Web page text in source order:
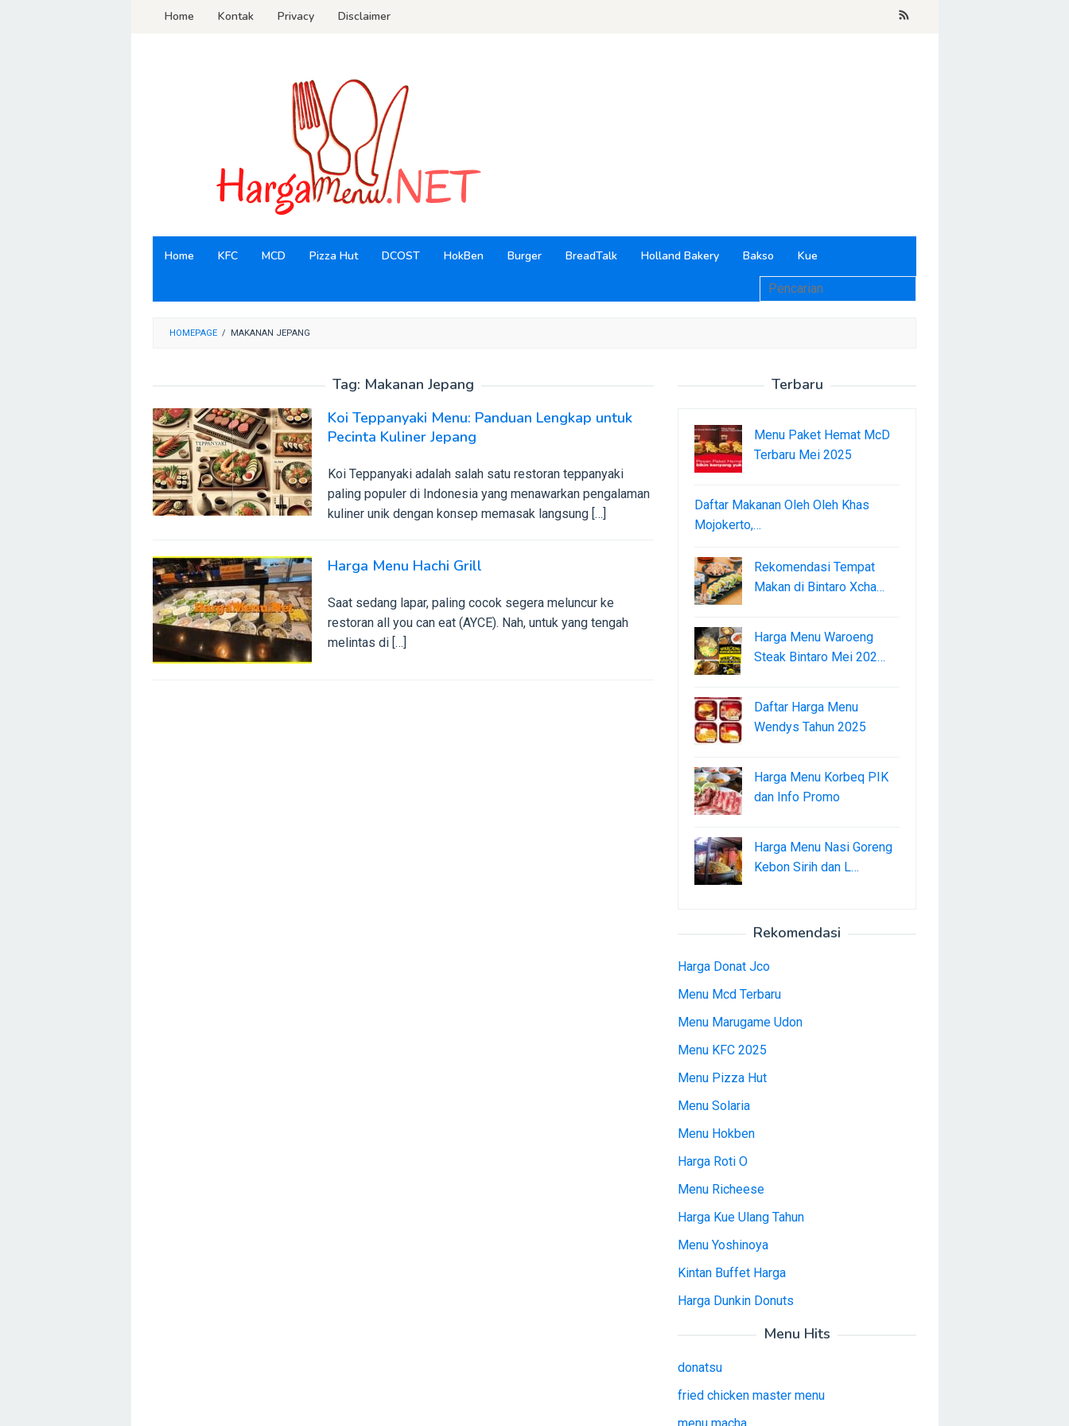
LoncatHome Kontak Privacy Disclaimer
Home KFC MCD Pizza Hut DCOST HokBen Burger BreadTalk Holland Bakery Bakso Kue
HOMEPAGE / MAKANAN JEPANG
Tag: Makanan Jepang
Koi Teppanyaki Menu: Panduan Lengkap untuk
Pecinta Kuliner Jepang
Koi Teppanyaki adalah salah satu restoran teppanyaki
paling populer di Indonesia yang menawarkan pengalaman
kuliner unik dengan konsep memasak langsung […]
Harga Menu Hachi Grill
Saat sedang lapar, paling cocok segera meluncur ke
restoran all you can eat (AYCE). Nah, untuk yang tengah
melintas di […]
Terbaru
Menu Paket Hemat McD
Terbaru Mei 2025
Daftar Makanan Oleh Oleh Khas
Mojokerto,…
Rekomendasi Tempat
Makan di Bintaro Xcha…
Harga Menu Waroeng
Steak Bintaro Mei 202…
Daftar Harga Menu
Wendys Tahun 2025
Harga Menu Korbeq PIK
dan Info Promo
Harga Menu Nasi Goreng
Kebon Sirih dan L…
Rekomendasi
Harga Donat Jco
Menu Mcd Terbaru
Menu Marugame Udon
Menu KFC 2025
Menu Pizza Hut
Menu Solaria
Menu Hokben
Harga Roti O
Menu Richeese
Harga Kue Ulang Tahun
Menu Yoshinoya
Kintan Buffet Harga
Harga Dunkin Donuts
Menu Hits
donatsu
fried chicken master menu